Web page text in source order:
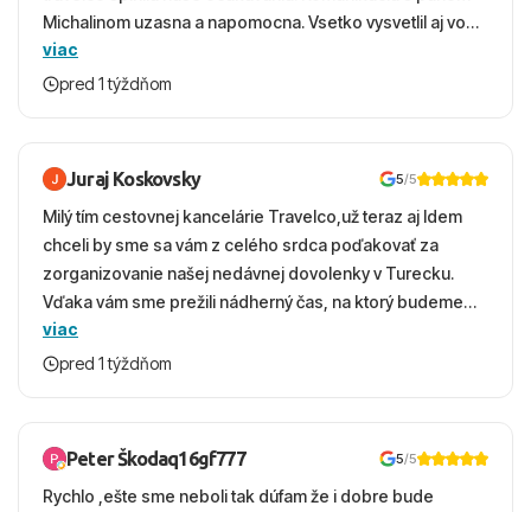
Michalinom uzasna a napomocna. Vsetko vysvetlil aj vo
vecernych hodinach zaco sa ospravedlnujem. Hotel
krasny, cisty. Sluzby top. Strava, prostredie, more,
viac
pred 1 týždňom
Juraj Koskovsky 5/5
Milý tím cestovnej kancelárie Travelco,už teraz aj Idem
chceli by sme sa vám z celého srdca poďakovať za
zorganizovanie našej nedávnej dovolenky v Turecku.
Vďaka vám sme prežili nádherný čas, na ktorý budeme
ešte dlho s úsmevom spomínať. ​Všetko prebehlo
absolútne hladko – od prvotného výberu zájazdu, cez
bola to trefa do čierneho! ​Čo nás dostalo najviac: ​Skvelé
služby a personál: Vždy usmievaví, ochotní a starostliví
ľudia. ​Gastro zážitok: Výborné, pestré a čerstvé jedlo
viac
pred 1 týždňom
Peter Škodaq16gf777 5/5
Rychlo ,ešte sme neboli tak dúfam že i dobre bude